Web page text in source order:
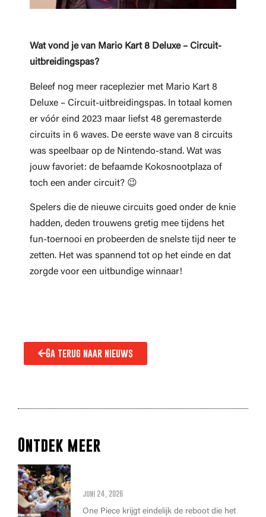
Wat vond je van Mario Kart 8 Deluxe – Circuit-
uitbreidingspas?
Beleef nog meer raceplezier met Mario Kart 8
Deluxe – Circuit-uitbreidingspas. In totaal komen
er vóór eind 2023 maar liefst 48 geremasterde
circuits in 6 waves. De eerste wave van 8 circuits
was speelbaar op de Nintendo-stand. Wat was
jouw favoriet: de befaamde Kokosnootplaza of
toch een ander circuit? 😉
Spelers die de nieuwe circuits goed onder de knie
hadden, deden trouwens gretig mee tijdens het
fun-toernooi en probeerden de snelste tijd neer te
zetten. Het was spannend tot op het einde en dat
zorgde voor een uitbundige winnaar!
Ga terug naar nieuws
Ontdek meer
juni 24, 2026
One Piece krijgt eindelijk de reboot die het